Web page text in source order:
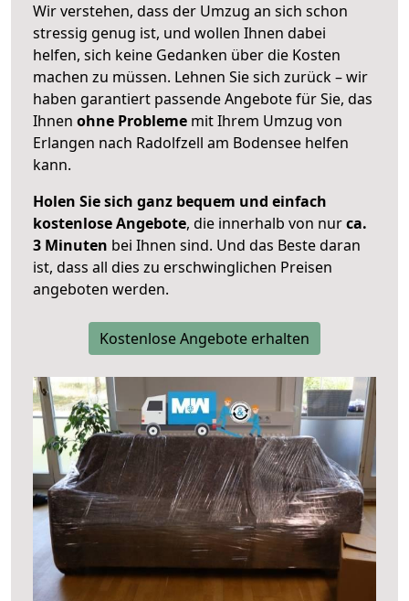
Wir verstehen, dass der Umzug an sich schon
stressig genug ist, und wollen Ihnen dabei
helfen, sich keine Gedanken über die Kosten
machen zu müssen. Lehnen Sie sich zurück – wir
haben garantiert passende Angebote für Sie, das
Ihnen ohne Probleme mit Ihrem Umzug von
Erlangen nach Radolfzell am Bodensee helfen
kann.
Holen Sie sich ganz bequem und einfach
kostenlose Angebote, die innerhalb von nurca.
3 Minuten bei Ihnen sind. Und das Beste daran
ist, dass all dies zu erschwinglichen Preisen
angeboten werden.
Kostenlose Angebote erhalten